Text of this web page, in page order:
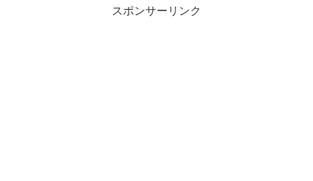
スポンサーリンク